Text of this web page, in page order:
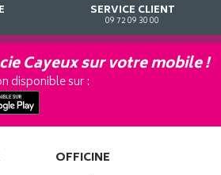
SERVICE CLIENT
09 72 09 30 00
Cayeux sur votre mobile !
disponible sur :
OFFICINE